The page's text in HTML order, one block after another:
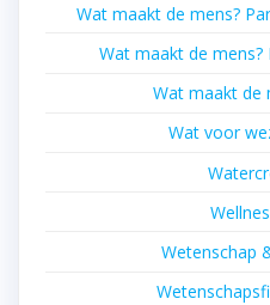
Wat maakt de mens?
Wat maakt de mens?
Wat maakt de
Wat voor
Wetenschap